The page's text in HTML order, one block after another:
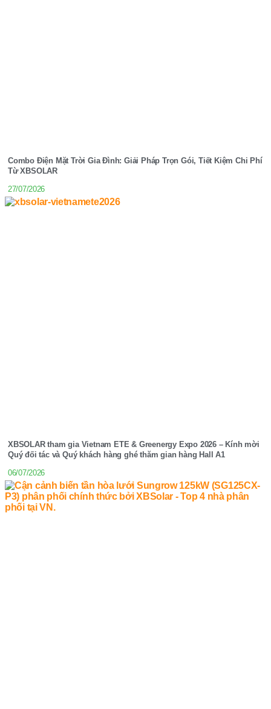
Combo Điện Mặt Trời Gia Đình: Giải Pháp Trọn Gói, Tiết Kiệm Chi Phí
Từ XBSOLAR
27/07/2026
XBSOLAR tham gia Vietnam ETE & Greenergy Expo 2026 – Kính mời
Quý đối tác và Quý khách hàng ghé thăm gian hàng Hall A1
06/07/2026